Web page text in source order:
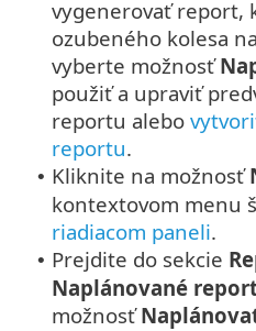
vygenerovať report,
ozubeného kolesa
vyberte možnosť
použiť a upraviť
reportu alebo
reportu.
• Kliknite na možnosť
kontextovom menu
riadiacom paneli.
• Prejdite do sekcie
Naplánované
možnosť